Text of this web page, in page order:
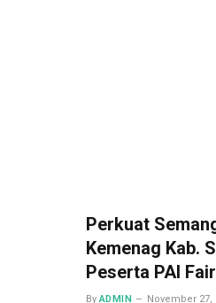
Perkuat
Kemenag Kab.
Peserta PAI Fair
By ADMIN November 27,